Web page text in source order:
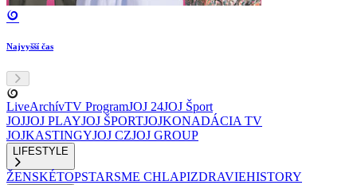
Najvyšší čas
LiveArchívTV ProgramJOJ 24JOJ Šport
JOJJOJ PLAYJOJ ŠPORTJOJKONADÁCIA TV
JOJKASTINGYJOJ CZJOJ GROUP
LIFESTYLE
ŽENSKÉTOPSTARSME CHLAPIZDRAVIEHISTORY